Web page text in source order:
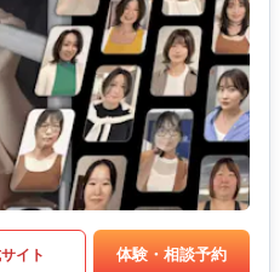
イト 体験・相談予約